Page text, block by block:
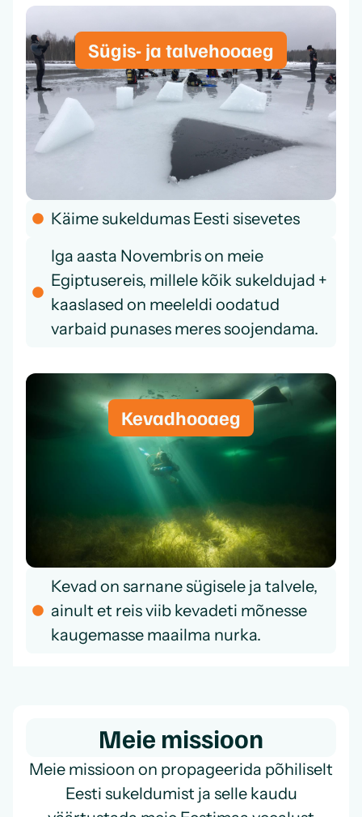
Sügis- ja talvehooaeg
Käime sukeldumas Eesti sisevetes
Iga aasta Novembris on meie
Egiptusereis, millele kõik sukeldujad +
kaaslased on meeleldi oodatud
varbaid punases meres soojendama.
Kevadhooaeg
Kevad on sarnane sügisele ja talvele,
ainult et reis viib kevadeti mõnesse
kaugemasse maailma nurka.
Meie missioon
Meie missioon on propageerida põhiliselt
Eesti sukeldumist ja selle kaudu